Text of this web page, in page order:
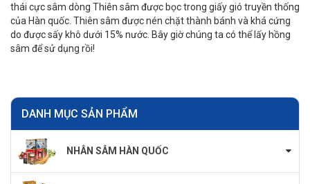
thái cực sâm dòng Thiên sâm được bọc trong giấy gió truyền thống
của Hàn quốc. Thiên sâm được nén chặt thành bánh và khá cứng
do được sấy khô dưới 15% nước. Bây giờ chúng ta có thể lấy hồng
sâm để sử dụng rồi!
DANH MỤC SẢN PHẨM
NHÂN SÂM HÀN QUỐC